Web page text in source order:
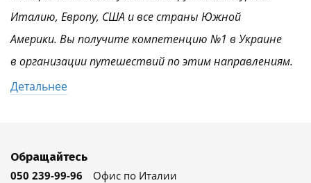
Италию, Европу, США и все страны Южной
Америки. Вы получите компетенцию №1 в Украине
в организации путешествий по этим направлениям.
Детальнее
Обращайтесь
050 239-99-96
Офис по Италии